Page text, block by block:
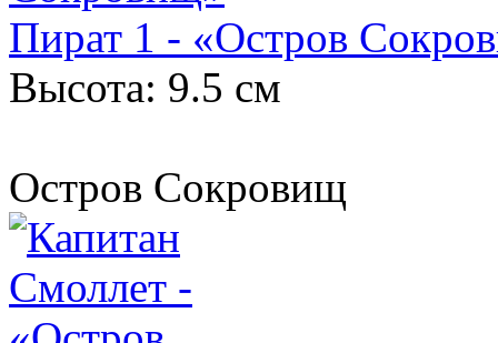
Пират 1 - «Остров
Высота: 9.5 см
Остров Сокровищ